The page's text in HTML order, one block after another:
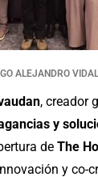
ALEJANDRO VIDAL
, creador
y
deThe
y co-